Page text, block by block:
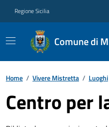
Regione Sicilia
Comune di
Home / Vivere Mistretta / Luoghi
Centro per